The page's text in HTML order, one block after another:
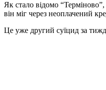
Як стало відомо
він міг через неоплачений
Це уже другий суїцид за